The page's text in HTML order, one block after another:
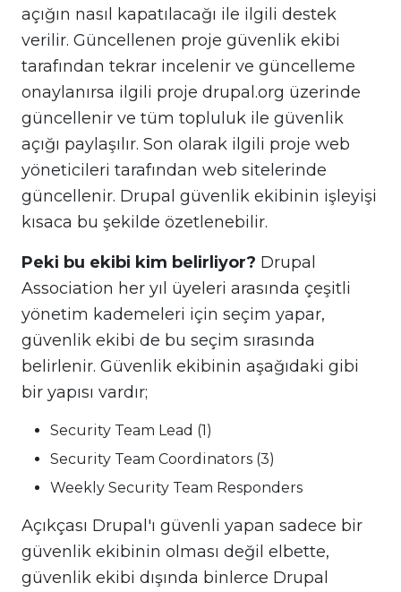
açığın nasıl kapatılacağı ile ilgili destek
verilir. Güncellenen proje güvenlik ekibi
tarafından tekrar incelenir ve güncelleme
onaylanırsa ilgili proje drupal.org üzerinde
güncellenir ve tüm topluluk ile güvenlik
açığı paylaşılır. Son olarak ilgili proje web
yöneticileri tarafından web sitelerinde
güncellenir. Drupal güvenlik ekibinin işleyişi
kısaca bu şekilde özetlenebilir.
Peki bu ekibi kim belirliyor? Drupal
Association her yıl üyeleri arasında çeşitli
yönetim kademeleri için seçim yapar,
güvenlik ekibi de bu seçim sırasında
belirlenir. Güvenlik ekibinin aşağıdaki gibi
bir yapısı vardır;
Security Team Lead (1)
Security Team Coordinators (3)
Weekly Security Team Responders
Açıkçası Drupal'ı güvenli yapan sadece bir
güvenlik ekibinin olması değil elbette,
güvenlik ekibi dışında binlerce Drupal